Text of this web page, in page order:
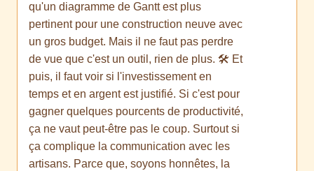
qu'un diagramme de Gantt est plus
pertinent pour une construction neuve avec
un gros budget. Mais il ne faut pas perdre
de vue que c'est un outil, rien de plus. 🛠️ Et
puis, il faut voir si l'investissement en
temps et en argent est justifié. Si c'est pour
gagner quelques pourcents de productivité,
ça ne vaut peut-être pas le coup. Surtout si
ça complique la communication avec les
artisans. Parce que, soyons honnêtes, la